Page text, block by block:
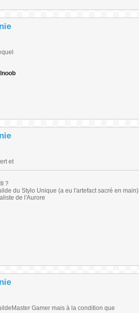
et
?
du Stylo Unique (a eu l'artefact sacré en
de l'Aurore
Gamer mais à la condition que